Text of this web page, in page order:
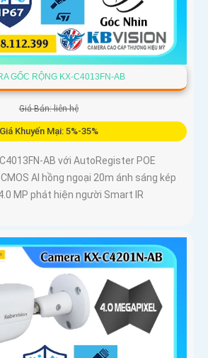
GỐC RỘNG KX-C4013FN-AB
Giá Bán: liên hệ
Giá Khuyến Mại: 5%-35%
AB với AutoRegister POE
AI hồng ngoại 20m ánh sáng kép
MP phát hiện người Smart IR